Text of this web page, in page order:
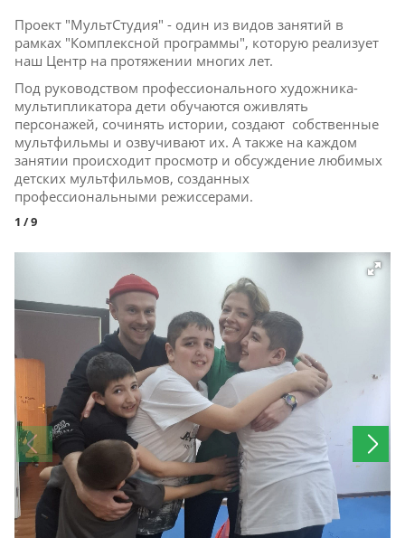
Проект "МультСтудия" - один из видов занятий в
рамках "Комплексной программы", которую реализует
наш Центр на протяжении многих лет.
Под руководством профессионального художника-
мультипликатора дети обучаются оживлять
персонажей, сочинять истории, создают собственные
мультфильмы и озвучивают их. А также на каждом
занятии происходит просмотр и обсуждение любимых
детских мультфильмов, созданных
профессиональными режиссерами.
1 / 9